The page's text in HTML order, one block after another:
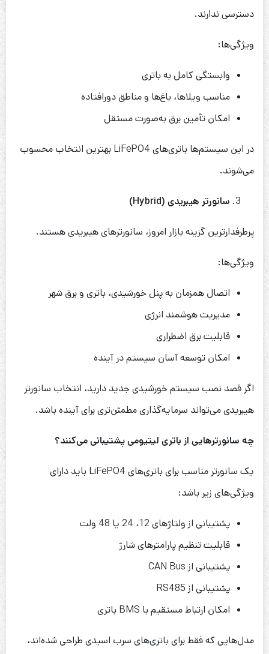
دسترسی ندارند.
ویژگی‌ها:
وابستگی کامل به باتری
مناسب ویلاها، باغ‌ها و مناطق دورافتاده
امکان تأمین برق به‌صورت مستقل
در این سیستم‌ها باتری‌های LiFePO4 بهترین انتخاب محسوب
می‌شوند.
سانورتر هیبریدی (Hybrid)
پرطرفدارترین گزینه بازار امروز، سانورترهای هیبریدی هستند.
ویژگی‌ها:
اتصال همزمان به پنل خورشیدی، باتری و برق شهر
مدیریت هوشمند انرژی
قابلیت برق اضطراری
امکان توسعه آسان سیستم در آینده
اگر قصد نصب سیستم خورشیدی جدید دارید، انتخاب سانورتر
هیبریدی می‌تواند سرمایه‌گذاری مطمئن‌تری برای آینده باشد.
چه سانورترهایی از باتری لیتیومی پشتیبانی می‌کنند؟
یک سانورتر مناسب برای باتری‌های LiFePO4 باید دارای
ویژگی‌های زیر باشد:
پشتیبانی از ولتاژهای 12، 24 یا 48 ولت
قابلیت تنظیم پارامترهای شارژ
پشتیبانی از CAN Bus
پشتیبانی از RS485
امکان ارتباط مستقیم با BMS باتری
مدل‌هایی که فقط برای باتری‌های سرب اسیدی طراحی شده‌اند،